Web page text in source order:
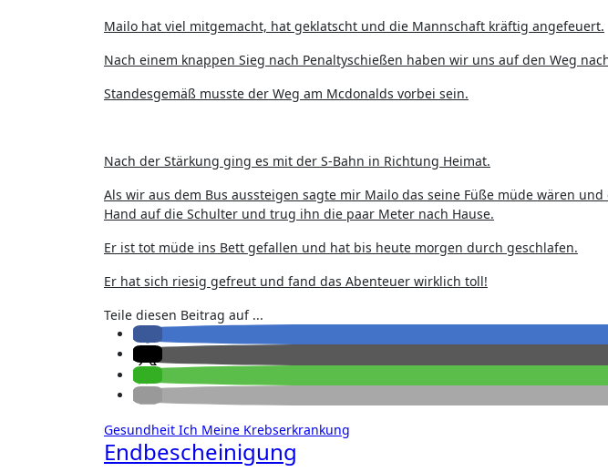
Mailo hat viel mitgemacht, hat geklatscht und die Mannschaft kräftig angefeuert.
Nach einem knappen Sieg nach Penaltyschießen haben wir uns auf den Weg
Standesgemäß musste der Weg am Mcdonalds vorbei sein.
Nach der Stärkung ging es mit der S-Bahn in Richtung Heimat.
Als wir aus dem Bus aussteigen sagte mir Mailo das seine Füße müde wären
Hand auf die Schulter und trug ihn die paar Meter nach Hause.
Er ist tot müde ins Bett gefallen und hat bis heute morgen durch geschlafen.
Er hat sich riesig gefreut und fand das Abenteuer wirklich toll!
Teile diesen Beitrag auf ...
Gesundheit Ich Meine Krebserkrankung
Endbescheinigung